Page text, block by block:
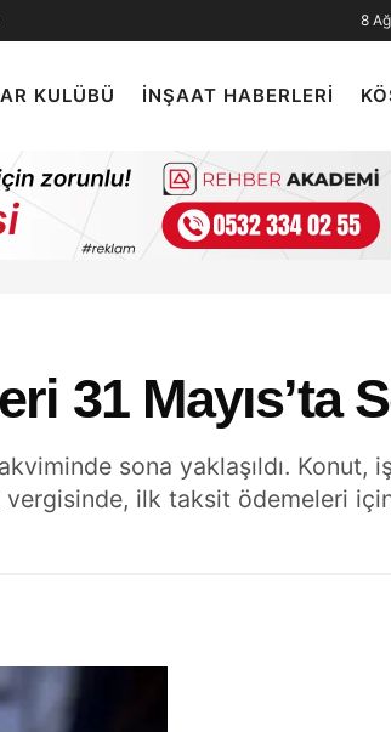
8
KULÜBÜ İNŞAAT HABERLERI
31 Mayıs’ta
sona yaklaşıldı. Konut,
ilk taksit ödemeleri